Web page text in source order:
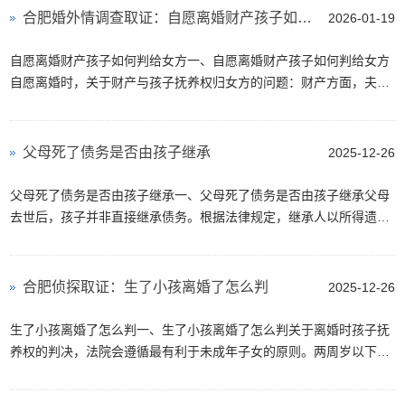
2026-01-19
合肥婚外情调查取证：自愿离婚财产孩子如何判给女方
自愿离婚财产孩子如何判给女方一、自愿离婚财产孩子如何判给女方
自愿离婚时，关于财产与孩子抚养权归女方的问题：财产方面，夫妻
协商，表明自身对家庭···
2025-12-26
父母死了债务是否由孩子继承
父母死了债务是否由孩子继承一、父母死了债务是否由孩子继承父母
去世后，孩子并非直接继承债务。根据法律规定，继承人以所得遗产
际价值部分，继承人自···
2025-12-26
合肥侦探取证：生了小孩离婚了怎么判
生了小孩离婚了怎么判一、生了小孩离婚了怎么判关于离婚时孩子抚
养权的判决，法院会遵循最有利于未成年子女的原则。两周岁以下的